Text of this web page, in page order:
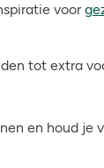
voor
tot extra
en houd je